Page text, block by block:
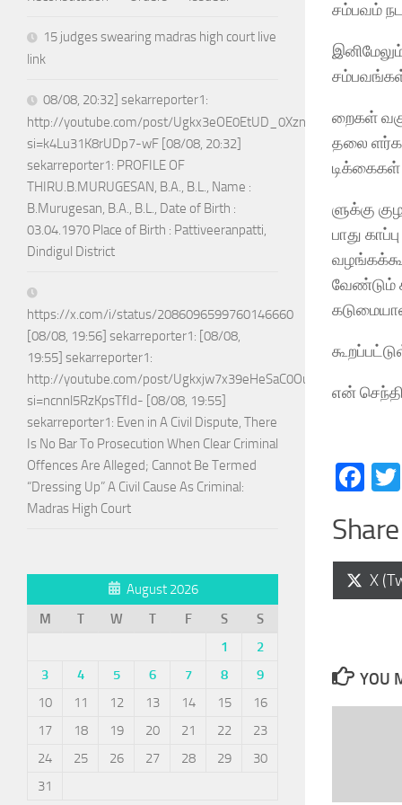
சம்பவம்
சம்பவங்கள்
றைகள்
தலை
டிக்கைகள்
ளுக்கு
பாது
வேண்டும்
என்
on
X
YOU
15 judges swearing madras high court live
link
08/08, 20:32] sekarreporter1:
http://youtube.com/post/
si=k4Lu31K8rUDp7-wF [08/08, 20:32]
sekarreporter1: PROFILE OF
THIRU.B.MURUGESAN, B.A., B.L., Name :
B.Murugesan, B.A., B.L., Date of Birth :
03.04.1970 Place of Birth : Pattiveeranpatti,
Dindigul District
https://x.com/i/status/2086096599760146660
[08/08, 19:56] sekarreporter1: [08/08,
19:55] sekarreporter1:
http://youtube.com/post/
si=ncnnl5RzKpsTfId- [08/08, 19:55]
sekarreporter1: Even in A Civil Dispute, There
Is No Bar To Prosecution When Clear Criminal
Offences Are Alleged; Cannot Be Termed
“Dressing Up” A Civil Cause As Criminal:
Madras High Court
August 2026
M
T W T F S
S
1
2
3
4 5 6 7 8
9
10
11 12 13 14 15
16
17
18 19 20 21 22
23
24
25 26 27 28 29
30
31